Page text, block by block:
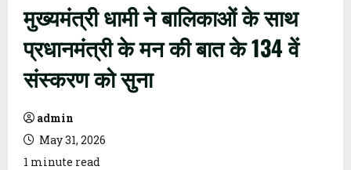
मुख्यमंत्री धामी ने बालिकाओं के साथ
प्रधानमंत्री के मन की बात के 134 वें
संस्करण को सुना
admin
May 31, 2026
1 minute read